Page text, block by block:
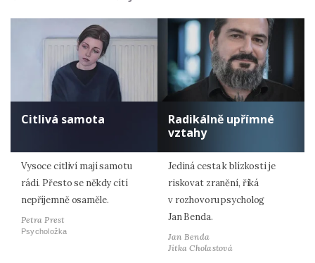
Citlivá samota
Vysoce citliví mají samotu
rádi. Přesto se někdy cítí
nepříjemně osaměle.
Petra Prest
Psycholožka
Radikálně upřímné
vztahy
Jediná cesta k blízkosti je
riskovat zranění, říká
v rozhovoru psycholog
Jan Benda.
Jan Benda
Jitka Cholastová